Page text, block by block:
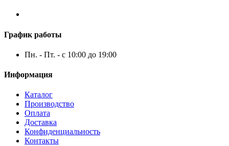
График работы
Пн. - Пт. - с 10:00 до 19:00
Информация
Каталог
Производство
Оплата
Доставка
Конфиденциальность
Контакты